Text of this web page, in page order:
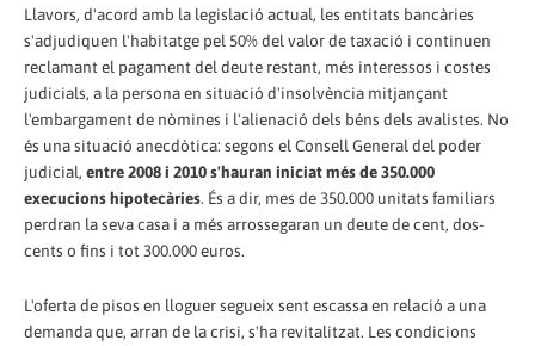
Llavors, d'acord amb la legislació actual, les entitats bancàries
s'adjudiquen l'habitatge pel 50% del valor de taxació i continuen
reclamant el pagament del deute restant, més interessos i costes
judicials, a la persona en situació d'insolvència mitjançant
l'embargament de nòmines i l'alienació dels béns dels avalistes. No
és una situació anecdòtica: segons el Consell General del poder
judicial, entre 2008 i 2010 s'hauran iniciat més de 350.000
execucions hipotecàries. És a dir, mes de 350.000 unitats familiars
perdran la seva casa i a més arrossegaran un deute de cent, dos-
cents o fins i tot 300.000 euros.
L'oferta de pisos en lloguer segueix sent escassa en relació a una
demanda que, arran de la crisi, s'ha revitalitzat. Les condicions